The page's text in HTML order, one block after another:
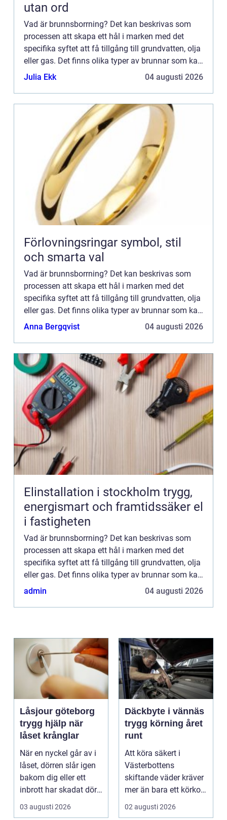
utan ord
Vad är brunnsborrning? Det kan beskrivas som
processen att skapa ett hål i marken med det
specifika syftet att få tillgång till grundvatten, olja
eller gas. Det finns olika typer av brunnar som kan
borras, beroende på vad...
Julia Ekk 04 augusti 2026
Förlovningsringar symbol, stil
och smarta val
Vad är brunnsborrning? Det kan beskrivas som
processen att skapa ett hål i marken med det
specifika syftet att få tillgång till grundvatten, olja
eller gas. Det finns olika typer av brunnar som kan
borras, beroende på vad...
Anna Bergqvist 04 augusti 2026
Elinstallation i stockholm trygg,
energismart och framtidssäker el
i fastigheten
Vad är brunnsborrning? Det kan beskrivas som
processen att skapa ett hål i marken med det
specifika syftet att få tillgång till grundvatten, olja
eller gas. Det finns olika typer av brunnar som kan
borras, beroende på vad...
admin 04 augusti 2026
Låsjour göteborg
trygg hjälp när
låset krånglar
När en nyckel går av i
låset, dörren slår igen
bakom dig eller ett
inbrott har skadat dörr
och karm,...
03 augusti 2026
Däckbyte i vännäs
trygg körning året
runt
Att köra säkert i
Västerbottens
skiftande väder kräver
mer än bara ett körkort
och en pålitlig bil. ...
02 augusti 2026